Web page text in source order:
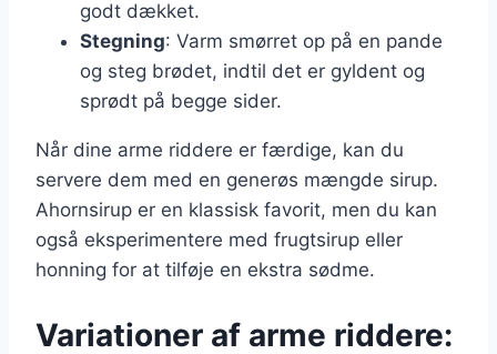
godt dækket.
Stegning: Varm smørret op på en pande
og steg brødet, indtil det er gyldent og
sprødt på begge sider.
Når dine arme riddere er færdige, kan du
servere dem med en generøs mængde sirup.
Ahornsirup er en klassisk favorit, men du kan
også eksperimentere med frugtsirup eller
honning for at tilføje en ekstra sødme.
Variationer af arme riddere: